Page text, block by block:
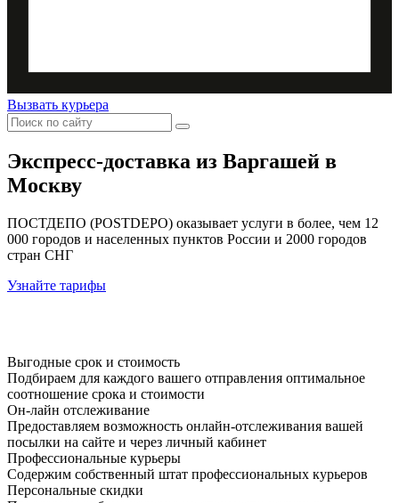
Вызвать курьера
Экспресс-доставка из Варгашей в
Москву
ПОСТДЕПО (POSTDEPO) оказывает услуги в более, чем 12
000 городов и населенных пунктов России и 2000 городов
стран СНГ
Узнайте тарифы
Выгодные срок и стоимость
Подбираем для каждого вашего отправления оптимальное
соотношение срока и стоимости
Он-лайн отслеживание
Предоставляем возможность онлайн-отслеживания вашей
посылки на сайте и через личный кабинет
Профессиональные курьеры
Содержим собственный штат профессиональных курьеров
Персональные скидки